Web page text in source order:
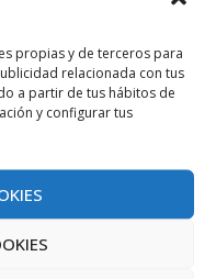
propias y de terceros para
relacionada con tus
a partir de tus hábitos de
y configurar tus